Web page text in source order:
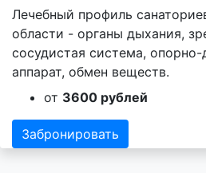
Лечебный профиль
области - органы дыхания,
сосудистая система, опорно-
аппарат, обмен веществ.
от 3600 рублей
Забронировать